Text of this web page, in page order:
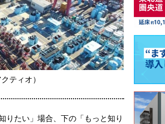
ティオ）
りたい」場合、下の「もっと知り